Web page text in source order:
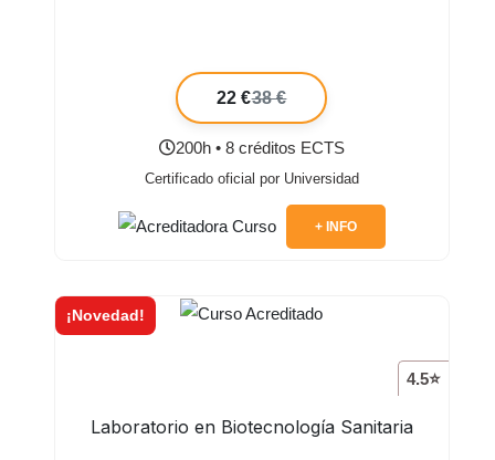
22 €38 €
200h • 8 créditos ECTS
Certificado oficial por Universidad
+ INFO
¡Novedad!
4.5⭐
Laboratorio en Biotecnología Sanitaria